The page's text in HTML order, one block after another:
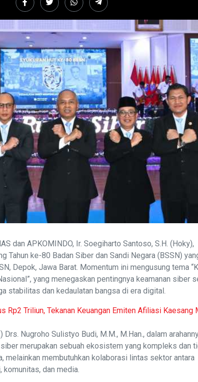
dan APKOMINDO, Ir. Soegiharto Santoso, S.H. (Hoky),
Tahun ke-80 Badan Siber dan Sandi Negara (BSSN)
Depok, Jawa Barat. Momentum ini mengusung tema
yang menegaskan pentingnya keamanan siber
stabilitas dan kedaulatan bangsa di era digital.
Rp2 Triliun, Tekanan Keuangan Emiten Afiliasi Kaesang
Drs. Nugroho Sulistyo Budi, M.M., M.Han., dalam
merupakan sebuah ekosistem yang kompleks dan
melainkan membutuhkan kolaborasi lintas sektor antara
dan media.